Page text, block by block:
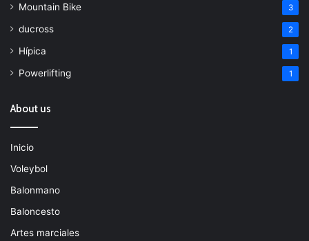
Mountain Bike 3
ducross 2
Hípica 1
Powerlifting 1
About us
Inicio
Voleybol
Balonmano
Baloncesto
Artes marciales